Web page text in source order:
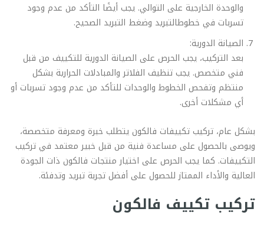
والوحدة الخارجية على التوالي. يجب أيضًا التأكد من عدم وجود
تسربات في خطوطالتبريد وضغط التبريد الصحيح.
الصيانة الدورية:
بعد التركيب، يجب الحرص على الصيانة الدورية للتكييف من قبل
فني متخصص. يجب تنظيف الفلاتر والمبادلات الحرارية بشكل
منتظم وتفحص الخطوط والوحدات للتأكد من عدم وجود تسربات أو
أي مشكلات أخرى.
بشكل عام، تركيب تكييفات فالكون يتطلب خبرة ومعرفة متخصصة،
ويوصى بالحصول على مساعدة فنية من قبل خبير معتمد في تركيب
التكييفات. كما يجب الحرص على اختيار منتجات فالكون ذات الجودة
العالية والأداء الممتاز للحصول على أفضل تجربة تبريد وتدفئة.
تركيب تكييف فالكون